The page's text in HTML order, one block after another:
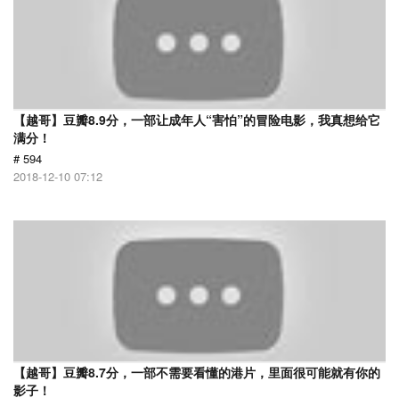
【越哥】豆瓣8.9分，一部让成年人“害怕”的冒险电影，我真想给它
满分！
# 594
2018-12-10 07:12
【越哥】豆瓣8.7分，一部不需要看懂的港片，里面很可能就有你的
影子！